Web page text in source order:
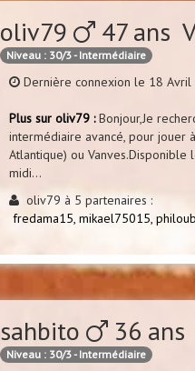
oliv79 47 ans
Niveau : 30/3 - Intermédiaire
Dernière connexion le 18 Avril
Plus sur oliv79 :Bonjour,Je
intermédiaire avancé, pour jouer
Atlantique) ou
midi...
oliv79 à 5 partenaires :
fredama15,mikael75015,
sahbito 36 ans
Niveau : 30/3 - Intermédiaire